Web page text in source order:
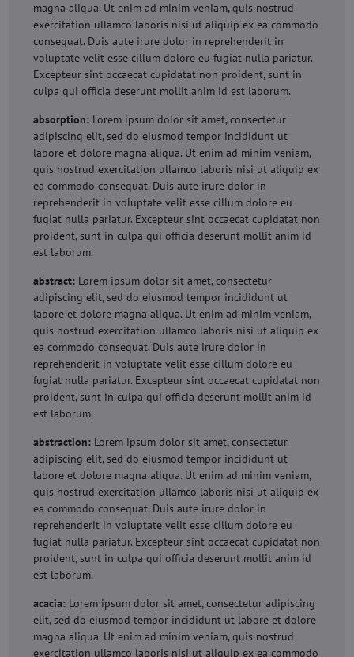
magna aliqua. Ut enim ad minim veniam, quis nostrud
exercitation ullamco laboris nisi ut aliquip ex ea commodo
consequat. Duis aute irure dolor in reprehenderit in
voluptate velit esse cillum dolore eu fugiat nulla pariatur.
Excepteur sint occaecat cupidatat non proident, sunt in
culpa qui officia deserunt mollit anim id est laborum.
absorption: Lorem ipsum dolor sit amet, consectetur
adipiscing elit, sed do eiusmod tempor incididunt ut
labore et dolore magna aliqua. Ut enim ad minim veniam,
quis nostrud exercitation ullamco laboris nisi ut aliquip ex
ea commodo consequat. Duis aute irure dolor in
reprehenderit in voluptate velit esse cillum dolore eu
fugiat nulla pariatur. Excepteur sint occaecat cupidatat non
proident, sunt in culpa qui officia deserunt mollit anim id
est laborum.
abstract: Lorem ipsum dolor sit amet, consectetur
adipiscing elit, sed do eiusmod tempor incididunt ut
labore et dolore magna aliqua. Ut enim ad minim veniam,
quis nostrud exercitation ullamco laboris nisi ut aliquip ex
ea commodo consequat. Duis aute irure dolor in
reprehenderit in voluptate velit esse cillum dolore eu
fugiat nulla pariatur. Excepteur sint occaecat cupidatat non
proident, sunt in culpa qui officia deserunt mollit anim id
est laborum.
abstraction: Lorem ipsum dolor sit amet, consectetur
adipiscing elit, sed do eiusmod tempor incididunt ut
labore et dolore magna aliqua. Ut enim ad minim veniam,
quis nostrud exercitation ullamco laboris nisi ut aliquip ex
ea commodo consequat. Duis aute irure dolor in
reprehenderit in voluptate velit esse cillum dolore eu
fugiat nulla pariatur. Excepteur sint occaecat cupidatat non
proident, sunt in culpa qui officia deserunt mollit anim id
est laborum.
acacia: Lorem ipsum dolor sit amet, consectetur adipiscing
elit, sed do eiusmod tempor incididunt ut labore et dolore
magna aliqua. Ut enim ad minim veniam, quis nostrud
exercitation ullamco laboris nisi ut aliquip ex ea commodo